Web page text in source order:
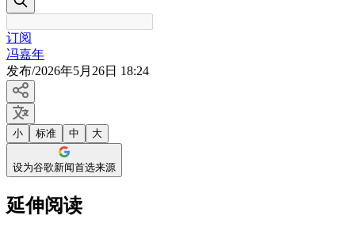
订阅
冯嘉年
发布/2026年5月26日 18:24
小 标准 中 大
设为谷歌新闻首选来源
延伸阅读